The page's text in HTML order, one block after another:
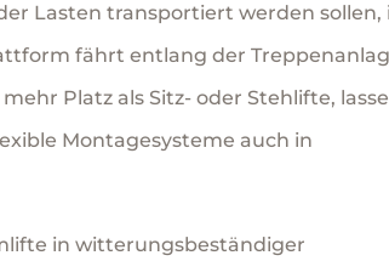
Lasten transportiert werden sollen,
fährt entlang der
Platz als Sitz- oder Stehlifte,
Montagesysteme auch in
in witterungsbeständiger